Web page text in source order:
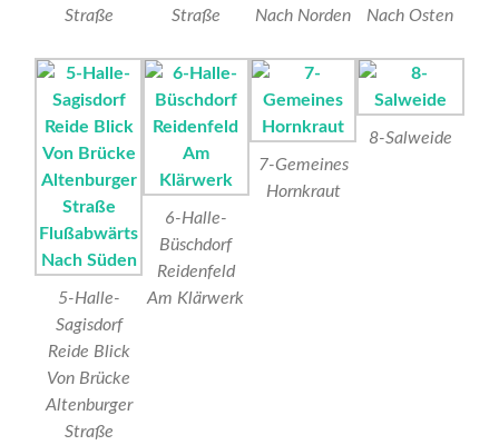
Straße
Straße
Nach Norden
Nach Osten
5-Halle-
Sagisdorf
Reide Blick
Von Brücke
Altenburger
Straße
6-Halle-
Büschdorf
Reidenfeld
Am Klärwerk
7-Gemeines
Hornkraut
8-Salweide